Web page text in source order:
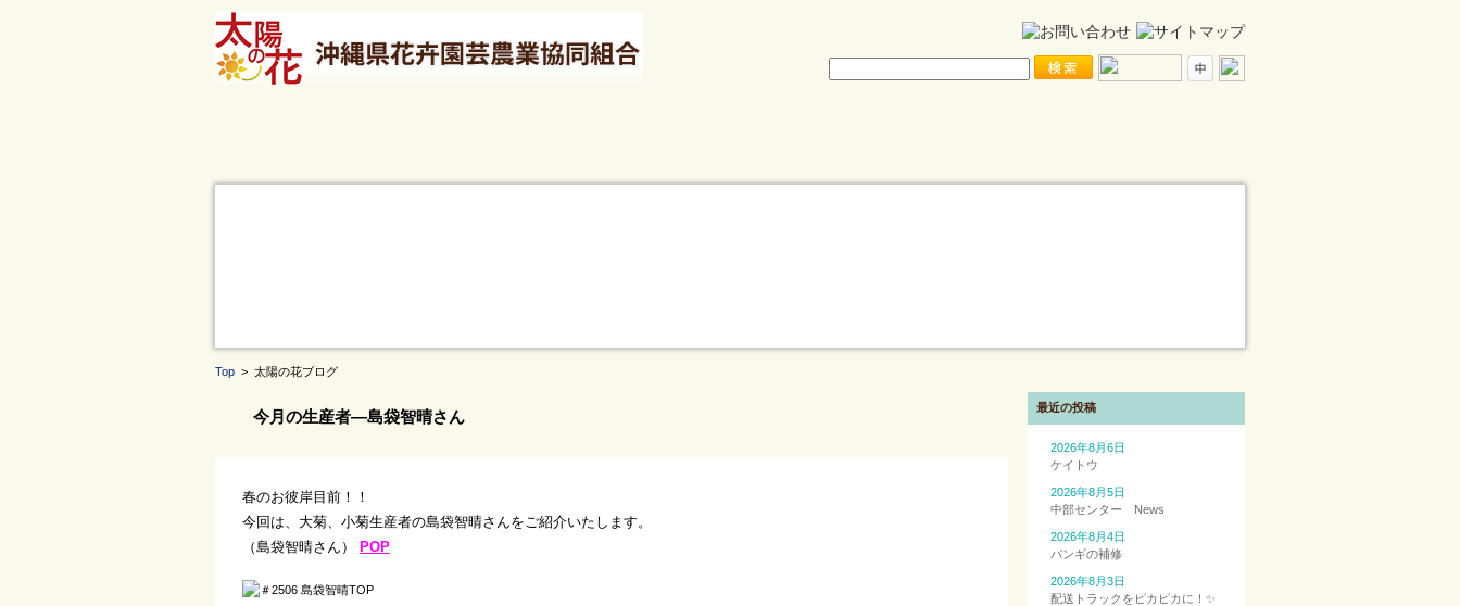
Top > 太陽の花ブログ
今月の生産者―島袋智晴さん
春のお彼岸目前！！
今回は、大菊、小菊生産者の島袋智晴さんをご紹介いたします。
（島袋智晴さん）
POP
最近の投稿
2026年8月6日
ケイトウ
2026年8月5日
中部センター News
2026年8月4日
バンギの補修
2026年8月3日
配送トラックをピカピカに！✨